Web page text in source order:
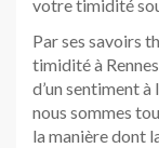
votre timidité
Par ses savoirs
timidité à
d’un sentiment
nous sommes
la manière dont